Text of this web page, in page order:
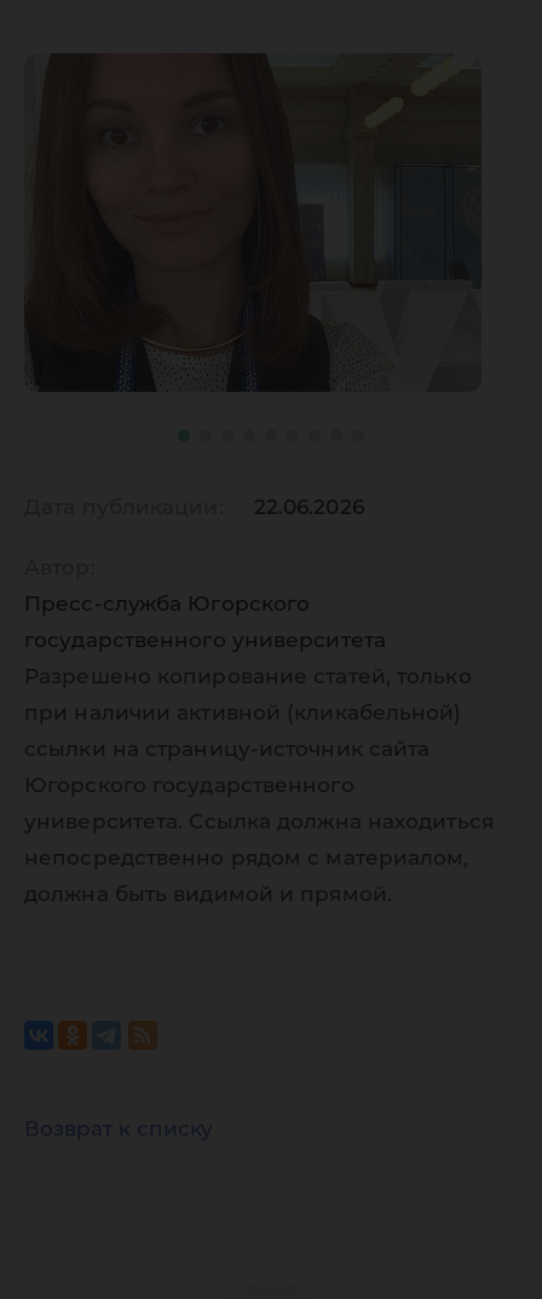
22.06.2026
Пресс-служба Югорского
государственного университета
Разрешено копирование статей, только
при наличии активной (кликабельной)
ссылки на страницу-источник сайта
Югорского государственного
университета. Ссылка должна находиться
непосредственно рядом с материалом,
должна быть видимой и прямой.
Возврат к списку